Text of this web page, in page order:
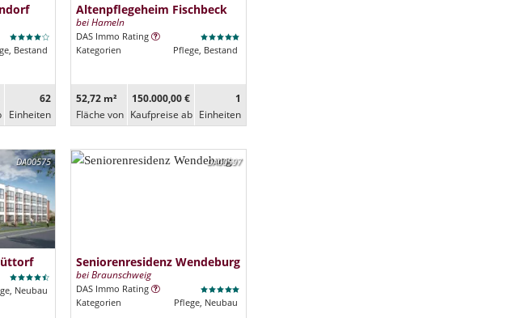
Bestand
62
Ein­heiten
Altenpflegeheim Fischbeck
bei Hameln
DAS Immo Rating
Kategorien
Pflege, Bestand
52,72 m²
Fläche von
150.000,00 €
Kaufpreise ab
1
Ein­heiten
DA00575
Neubau
DA00597
Seniorenresidenz Wendeburg
bei Braunschweig
DAS Immo Rating
Kategorien
Pflege, Neubau